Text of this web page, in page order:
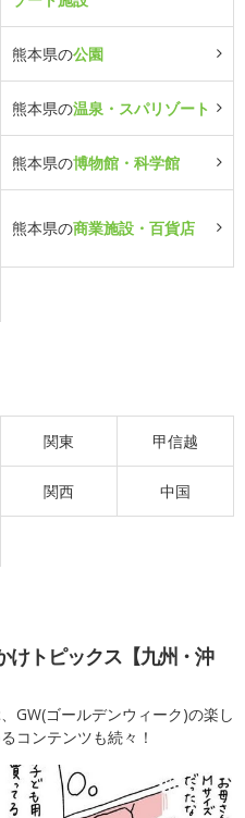
熊本県の公園
熊本県の温泉・スパリゾート
熊本県の博物館・科学館
熊本県の商業施設・百貨店
関東 甲信越
関西 中国
けトピックス【九州・沖
GW(ゴールデンウィーク)の楽し
コンテンツも続々！